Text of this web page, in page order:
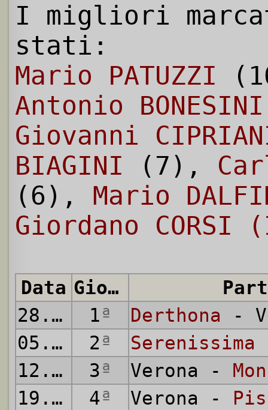
I migliori
stati:
Mario PATUZZI
Antonio BONESINI
Giovanni
BIAGINI (7),
(6), Mario
Giordano
Data Giornata
28.09.
1930
1ª Derthona -
05.10.
1930
2ª Serenissima
12.10.
1930
3ª Verona -
19.10.
1930
4ª Verona -